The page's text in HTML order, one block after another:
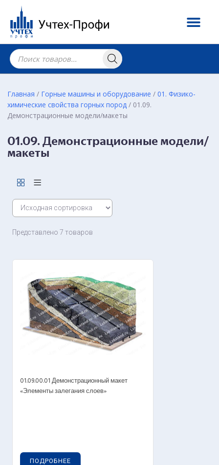
Главная / Горные машины и оборудование / 01. Физико-
химические свойства горных пород / 01.09.
Демонстрационные модели/макеты
01.09. Демонстрационные модели/
макеты
Представлено 7 товаров
01.09.00.01 Демонстрационный макет
«Элементы залегания слоев»
ПОДРОБНЕЕ